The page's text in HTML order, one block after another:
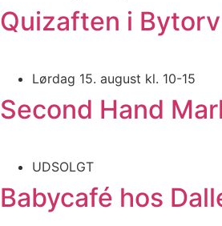
Quizaften i
Lørdag 15. august kl. 10-15
Second Hand
UDSOLGT
Babycafé hos